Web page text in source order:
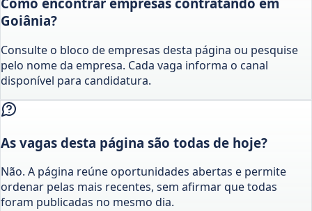
Goiânia?
Consulte o bloco de empresas desta página ou pesquise
pelo nome da empresa. Cada vaga informa o canal
disponível para candidatura.
As vagas desta página são todas de hoje?
Não. A página reúne oportunidades abertas e permite
ordenar pelas mais recentes, sem afirmar que todas
foram publicadas no mesmo dia.